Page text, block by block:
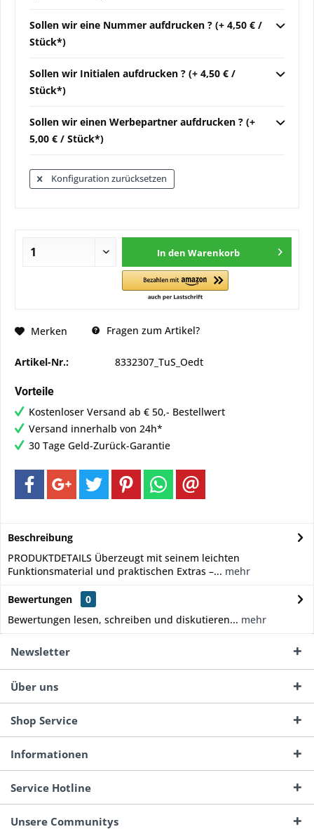
Sollen wir eine Nummer aufdrucken ? (+ 4,50 € /
Stück*)
Sollen wir Initialen aufdrucken ? (+ 4,50 € /
Stück*)
Sollen wir einen Werbepartner aufdrucken ? (+
5,00 € / Stück*)
Konfiguration zurücksetzen
In den Warenkorb
Merken Fragen zum Artikel?
Artikel-Nr.: 8332307_TuS_Oedt
Vorteile
Kostenloser Versand ab € 50,- Bestellwert
Versand innerhalb von 24h*
30 Tage Geld-Zurück-Garantie
Beschreibung
PRODUKTDETAILS Überzeugt mit seinem leichten
Funktionsmaterial und praktischen Extras –... mehr
Bewertungen
0
Bewertungen lesen, schreiben und diskutieren... mehr
Newsletter
Über uns
Shop Service
Informationen
Service Hotline
Unsere Communitys